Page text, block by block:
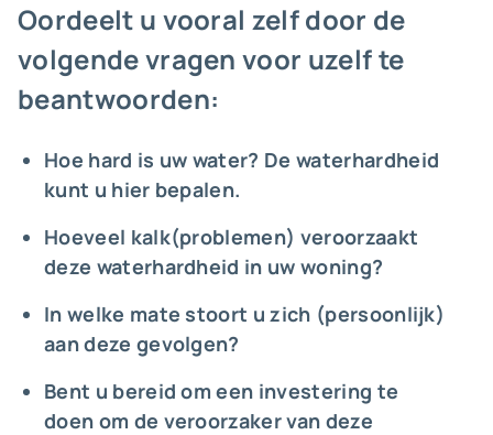
Oordeelt u vooral zelf door de
volgende vragen voor uzelf te
beantwoorden:
Hoe hard is uw water? Dewaterhardheid
kunt u hier bepalen.
Hoeveel kalk(problemen) veroorzaakt
deze waterhardheid in uw woning?
In welke mate stoort u zich (persoonlijk)
aan deze gevolgen?
Bent u bereid om een investering te
doen om de veroorzaker van deze